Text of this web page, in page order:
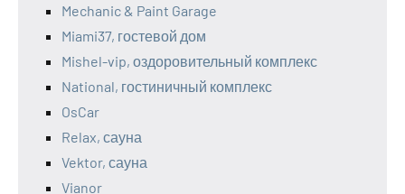
Mechanic & Paint Garage
Miami37, гостевой дом
Mishel-vip, оздоровительный комплекс
National, гостиничный комплекс
OsCar
Relax, сауна
Vektor, сауна
Vianor